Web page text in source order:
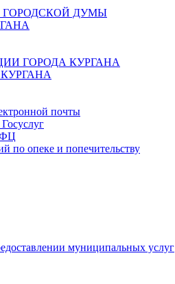
ГОРОДСКОЙ ДУМЫ
ГОРОДА КУРГАНА
почты
по опеке и попечительству
муниципальных услуг